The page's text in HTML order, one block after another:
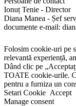
Ionuț Tenie - Director
Diana Manea - Șef
documente e-mail:
Folosim cookie-uri pe
relevantă experiență,
Dând clic pe
TOATE cookie-urile.
pentru a furniza un
Setari Cookie Accept
Manage consent